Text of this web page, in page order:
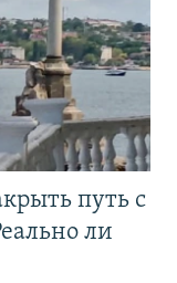
путь с
ли